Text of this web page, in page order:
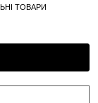
ТОВАРИ